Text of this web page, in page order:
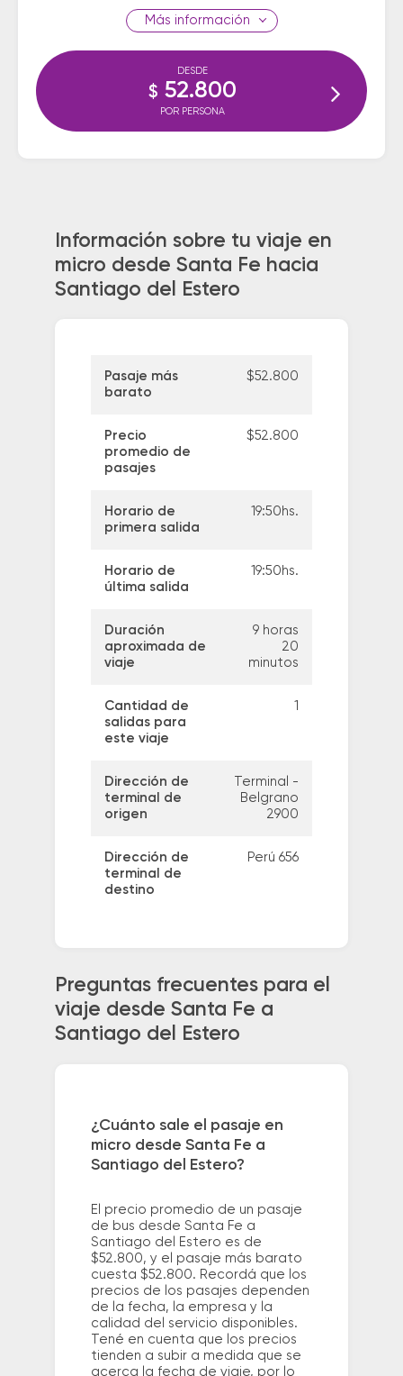
información
DESDE
$ 52.800
POR PERSONA
Información sobre tu viaje en
micro desde Santa Fe hacia
Santiago del Estero
Pasaje más
barato
$52.800
Precio
promedio de
pasajes
$52.800
Horario de
primera salida
19:50hs.
Horario de
última salida
19:50hs.
Duración
aproximada de
viaje
9 horas
20
minutos
Cantidad de
salidas para
este viaje
1
Dirección de
terminal de
origen
Terminal -
Belgrano
2900
Dirección de
terminal de
destino
Perú 656
Preguntas frecuentes para el
viaje desde Santa Fe a
Santiago del Estero
¿Cuánto sale el pasaje en
micro desde Santa Fe a
Santiago del Estero?
El precio promedio de un pasaje
de bus desde Santa Fe a
Santiago del Estero es de
$52.800, y el pasaje más barato
cuesta $52.800. Recordá que los
precios de los pasajes dependen
de la fecha, la empresa y la
calidad del servicio disponibles.
Tené en cuenta que los precios
tienden a subir a medida que se
acerca la fecha de viaje, por lo